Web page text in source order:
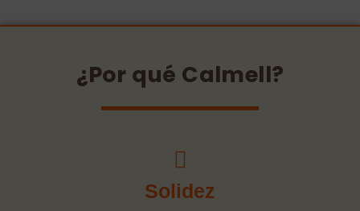
¿Por qué Calmell?
Solidez